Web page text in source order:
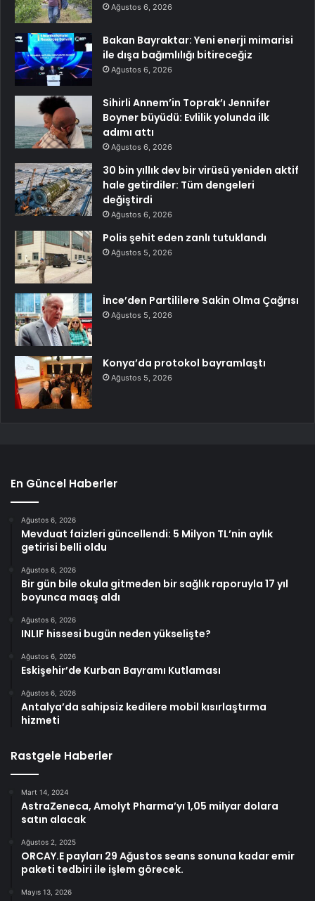
Ağustos 6, 2026
Bakan Bayraktar: Yeni enerji mimarisi
ile dışa bağımlılığı bitireceğiz
Ağustos 6, 2026
Sihirli Annem’in Toprak’ı Jennifer
Boyner büyüdü: Evlilik yolunda ilk
adımı attı
Ağustos 6, 2026
30 bin yıllık dev bir virüsü yeniden aktif
hale getirdiler: Tüm dengeleri
değiştirdi
Ağustos 6, 2026
Polis şehit eden zanlı tutuklandı
Ağustos 5, 2026
İnce’den Partililere Sakin Olma Çağrısı
Ağustos 5, 2026
Konya’da protokol bayramlaştı
Ağustos 5, 2026
En Güncel Haberler
Ağustos 6, 2026
Mevduat faizleri güncellendi: 5 Milyon TL’nin aylık
getirisi belli oldu
Ağustos 6, 2026
Bir gün bile okula gitmeden bir sağlık raporuyla 17 yıl
boyunca maaş aldı
Ağustos 6, 2026
INLIF hissesi bugün neden yükselişte?
Ağustos 6, 2026
Eskişehir’de Kurban Bayramı Kutlaması
Ağustos 6, 2026
Antalya’da sahipsiz kedilere mobil kısırlaştırma
hizmeti
Rastgele Haberler
Mart 14, 2024
AstraZeneca, Amolyt Pharma’yı 1,05 milyar dolara
satın alacak
Ağustos 2, 2025
ORCAY.E payları 29 Ağustos seans sonuna kadar emir
paketi tedbiri ile işlem görecek.
Mayıs 13, 2026